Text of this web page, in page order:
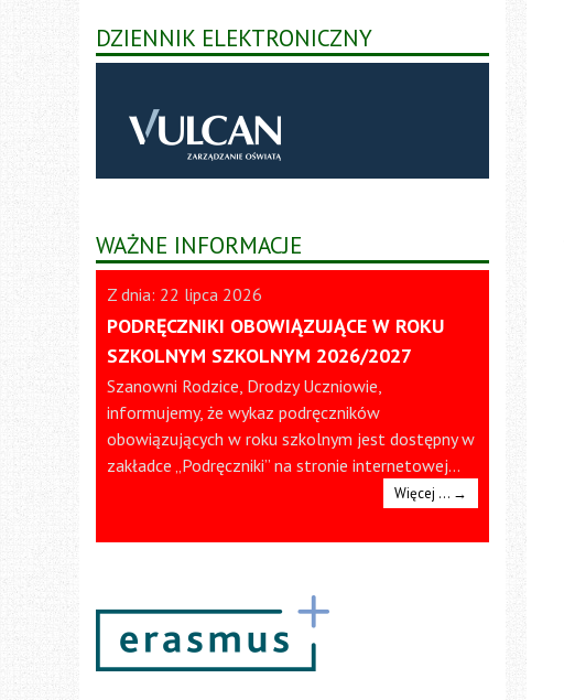
DZIENNIK ELEKTRONICZNY
WAŻNE INFORMACJE
Z dnia: 22 lipca 2026
PODRĘCZNIKI OBOWIĄZUJĄCE W ROKU
SZKOLNYM SZKOLNYM 2026/2027
Szanowni Rodzice, Drodzy Uczniowie,
informujemy, że wykaz podręczników
obowiązujących w roku szkolnym jest dostępny w
zakładce „Podręczniki” na stronie internetowej…
Więcej … →